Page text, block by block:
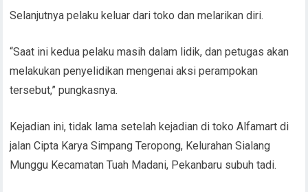
Selanjutnya pelaku keluar dari toko dan melarikan diri.
“Saat ini kedua pelaku masih dalam lidik, dan petugas akan
melakukan penyelidikan mengenai aksi perampokan
tersebut,” pungkasnya.
Kejadian ini, tidak lama setelah kejadian di toko Alfamart di
jalan Cipta Karya Simpang Teropong, Kelurahan Sialang
Munggu Kecamatan Tuah Madani, Pekanbaru subuh tadi.